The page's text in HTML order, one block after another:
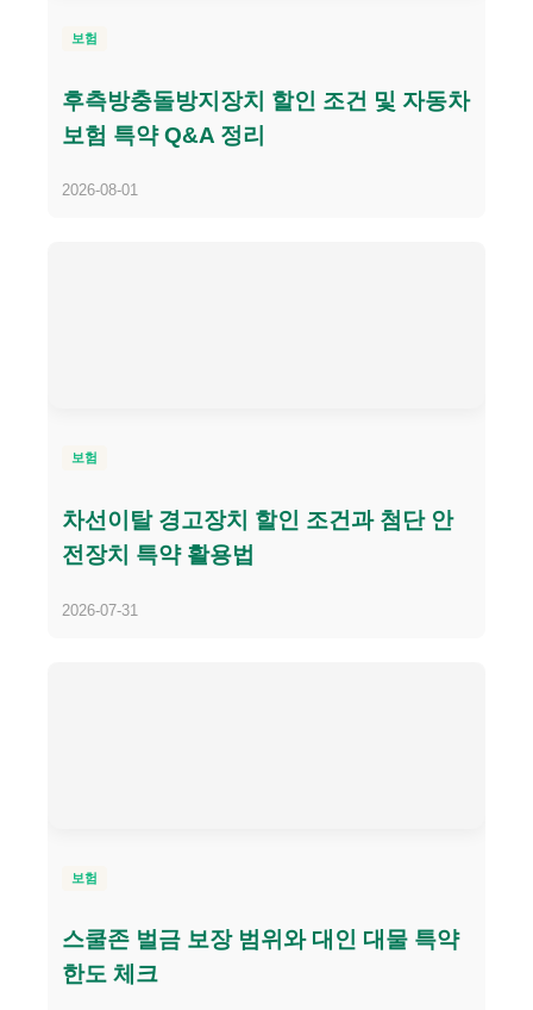
보험
후측방충돌방지장치 할인 조건 및 자동차
보험 특약 Q&A 정리
2026-08-01
보험
차선이탈 경고장치 할인 조건과 첨단 안
전장치 특약 활용법
2026-07-31
보험
스쿨존 벌금 보장 범위와 대인 대물 특약
한도 체크